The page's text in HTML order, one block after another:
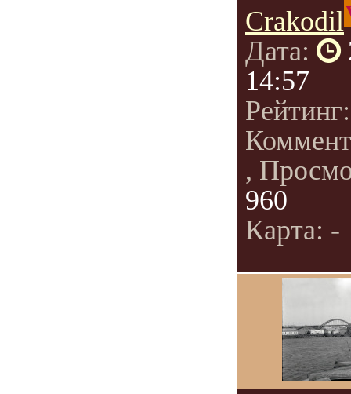
Crakodil
Дата:
14:57
,
960
Карта: -